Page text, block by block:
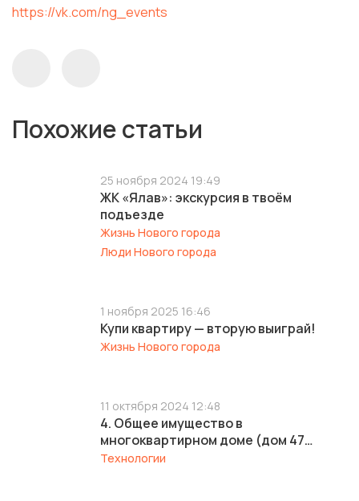
https://vk.com/ng_events
Похожие статьи
25 ноября 2024 19:49
ЖК «Ялав»: экскурсия в твоём
подъезде
Жизнь Нового города
Люди Нового города
1 ноября 2025 16:46
Купи квартиру — вторую выиграй!
Жизнь Нового города
11 октября 2024 12:48
4. Общее имущество в
многоквартирном доме (дом 47
корпус 1 и дом 47 корпус 3)
Технологии